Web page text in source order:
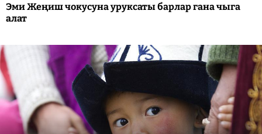
Эми Жеңиш чокусуна уруксаты барлар гана чыга
алат